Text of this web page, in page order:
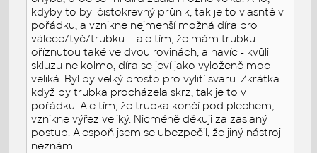
kdyby to byl čistokrevný průnik, tak je to vlasntě v
pořádku, a vznikne nejmenší možná díra pro
válece/tyč/trubku... ale tím, že mám trubku
oříznutou také ve dvou rovinách, a navíc - kvůli
skluzu ne kolmo, díra se jeví jako vyloženě moc
veliká. Byl by velký prosto pro vylití svaru. Zkrátka -
když by trubka procházela skrz, tak je to v
pořádku. Ale tím, že trubka končí pod plechem,
vznikne výřez veliký. Nicméně děkuji za zaslaný
postup. Alespoň jsem se ubezpečil, že jiný nástroj
neznám.